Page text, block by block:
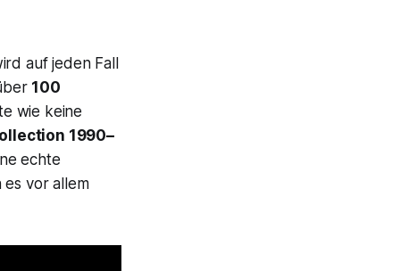
auf jeden Fall
100
wie keine
1990–
echte
es vor allem